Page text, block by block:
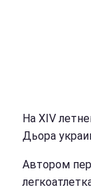
На XIV
Дьора
Автором